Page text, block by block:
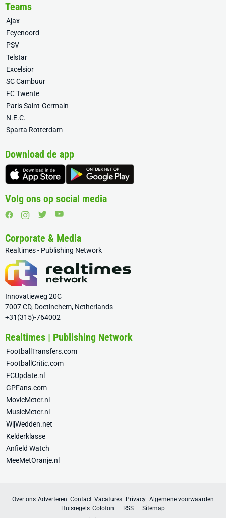
Teams
Ajax
Feyenoord
PSV
Telstar
Excelsior
SC Cambuur
FC Twente
Paris Saint-Germain
N.E.C.
Sparta Rotterdam
Download de app
Volg ons op social media
Corporate & Media
Realtimes - Publishing Network
Innovatieweg 20C
7007 CD, Doetinchem, Netherlands
+31(315)-764002
Realtimes | Publishing Network
FootballTransfers.com
FootballCritic.com
FCUpdate.nl
GPFans.com
MovieMeter.nl
MusicMeter.nl
WijWedden.net
Kelderklasse
Anfield Watch
MeeMetOranje.nl
Over ons Adverteren Contact Vacatures Privacy Algemene voorwaarden
Huisregels Colofon RSS
Sitemap